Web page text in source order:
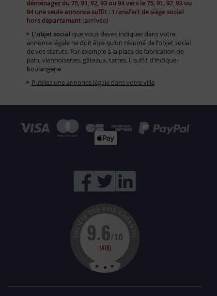
déménagez du 75, 91, 92, 93 ou 94 vers le 75, 91, 92, 93 ou
94 une seule annonce suffit : Transfert de siège social
hors département (arrivée)
L’objet social que vous devez indiquer dans votre
annonce légale ne doit être qu’un résumé de l’objet social
de vos statuts. Par exemple à la place de fabrication de
pain, viennoiseries, gâteaux, tartes, il suffit d’indiquer
boulangerie
Publiez une annonce légale dans votre ville